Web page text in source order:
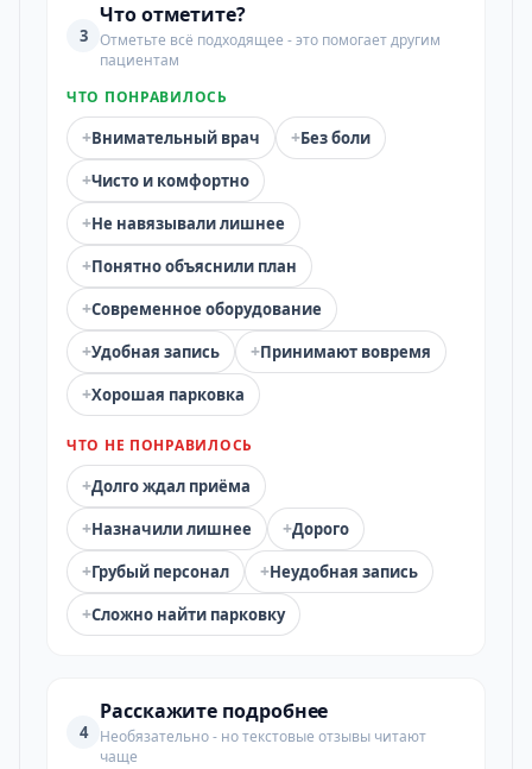
3
Что отметите?
Отметьте всё подходящее - это помогает другим
пациентам
ЧТО ПОНРАВИЛОСЬ
+Внимательный врач +Без боли
+Чисто и комфортно
+Не навязывали лишнее
+Понятно объяснили план
+Современное оборудование
+Удобная запись +Принимают вовремя
+Хорошая парковка
ЧТО НЕ ПОНРАВИЛОСЬ
+Долго ждал приёма
+Назначили лишнее +Дорого
+Грубый персонал +Неудобная запись
+Сложно найти парковку
4
Расскажите подробнее
Необязательно - но текстовые отзывы читают
чаще